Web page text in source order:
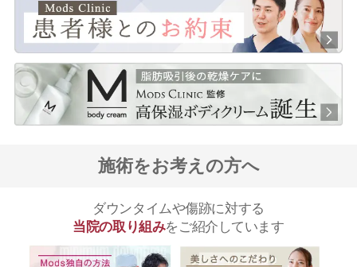
施術をお考えの方へ
ダウンタイムや傷跡に対する
当院の取り組みをご紹介しています